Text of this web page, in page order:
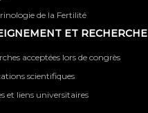
de la Fertilité
ET RECHERCHE
acceptées lors de congrès
scientifiques
et liens universitaires